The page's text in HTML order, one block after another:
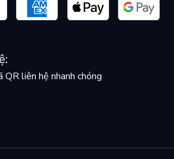
QR liên hệ nhanh chóng